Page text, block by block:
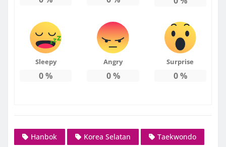
Sleepy
0%
Angry
0%
Surprise
0%
Hanbok Korea Selatan Taekwondo